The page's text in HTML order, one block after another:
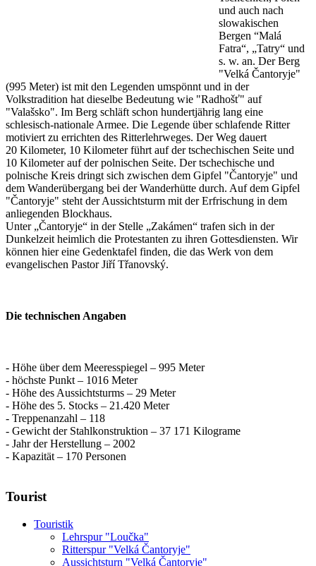
und auch nach
slowakischen
Bergen “Malá
Fatra“, „Tatry“ und
s. w. an. Der Berg
"Velká Čantoryje"
(995 Meter) ist mit den Legenden umspönnt und in der
Volkstradition hat dieselbe Bedeutung wie "Radhošť" auf
"Valašsko". Im Berg schläft schon hundertjährig lang eine
schlesisch-nationale Armee. Die Legende über schlafende Ritter
motiviert zu errichten des Ritterlehrweges. Der Weg dauert
20 Kilometer, 10 Kilometer führt auf der tschechischen Seite und
10 Kilometer auf der polnischen Seite. Der tschechische und
polnische Kreis dringt sich zwischen dem Gipfel "Čantoryje" und
dem Wanderübergang bei der Wanderhütte durch. Auf dem Gipfel
"Čantoryje" steht der Aussichtsturm mit der Erfrischung in dem
anliegenden Blockhaus.
Unter „Čantoryje“ in der Stelle „Zakámen“ trafen sich in der
Dunkelzeit heimlich die Protestanten zu ihren Gottesdiensten. Wir
können hier eine Gedenktafel finden, die das Werk von dem
evangelischen Pastor Jiří Třanovský.
Die technischen Angaben
- Höhe über dem Meeresspiegel – 995 Meter
- höchste Punkt – 1016 Meter
- Höhe des Aussichtsturms – 29 Meter
- Höhe des 5. Stocks – 21.420 Meter
- Treppenanzahl – 118
- Gewicht der Stahlkonstruktion – 37 171 Kilograme
- Jahr der Herstellung – 2002
- Kapazität – 170 Personen
Tourist
Touristik
Lehrspur "Loučka"
Ritterspur "Velká Čantoryje"
Aussichtsturn "Velká Čantoryje"